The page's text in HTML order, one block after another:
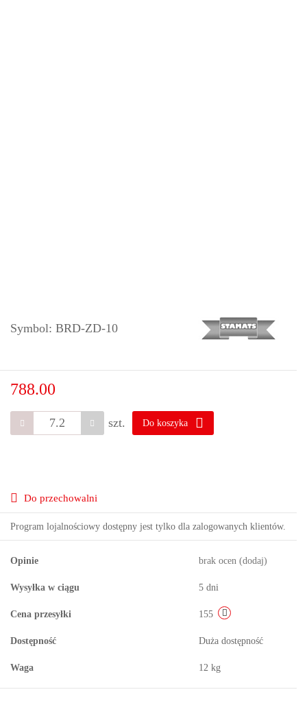
Symbol: BRD-ZD-10
788.00
szt. Do koszyka
Do przechowalni
Program lojalnościowy dostępny jest tylko dla zalogowanych klientów.
Opinie brak ocen (dodaj)
Wysyłka w ciągu 5 dni
Cena przesyłki 155
Dostępność Duża dostępność
Waga 12 kg